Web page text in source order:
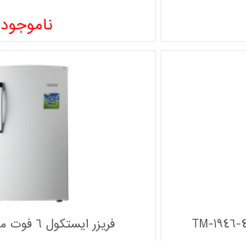
ناموجود
فریزر ايستکول 6 فوت مدل TM-987